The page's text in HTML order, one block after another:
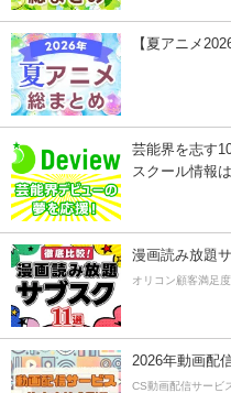
【夏アニメ
芸能界を志す
スクール情報
漫画読み放題
オリコン顧客満足
2026年動画配
CS動画配信サービ